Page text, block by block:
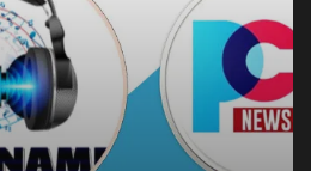
းဆိုခြင်းများ
င်းဆိုထားတဲ့ သီချင်းလေးကို
ယ်